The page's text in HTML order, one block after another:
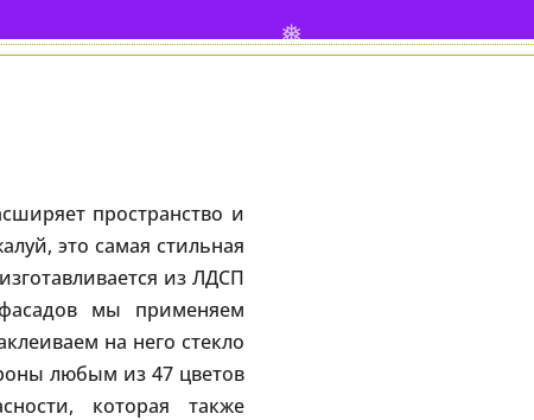
пространство и
это самая стильная
из ЛДСП
мы применяем
на него стекло
любым из 47 цветов
которая также